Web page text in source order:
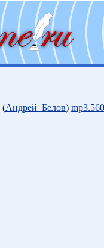
(Андрей_Белов)